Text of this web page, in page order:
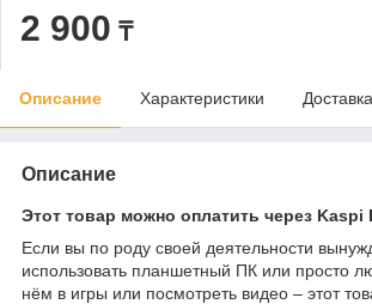
2 900 ₸
Описание Характеристики Доставка
Описание
Этот товар можно оплатить через Kaspi
Если вы по роду своей деятельности
использовать планшетный ПК или просто
нём в игры или посмотреть видео – этот